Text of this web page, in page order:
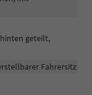
geteilt,
Fahrersitz